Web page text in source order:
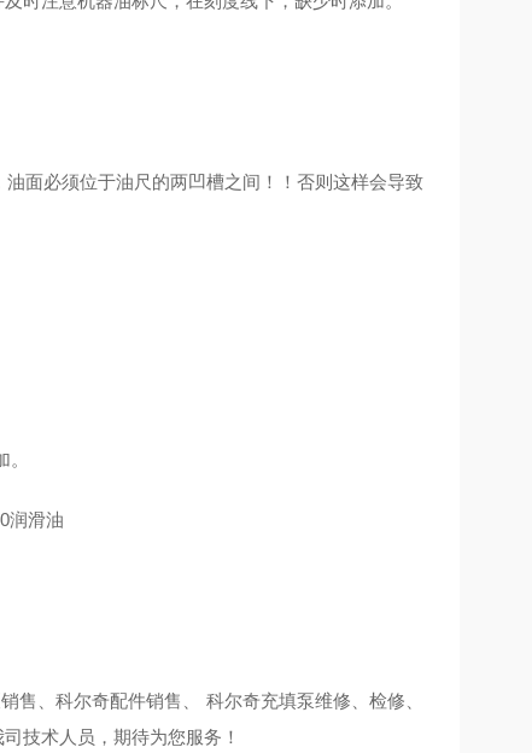
面必须位于油尺的两凹槽之间！！否则这样会导致
售、科尔奇配件销售、 科尔奇充填泵维修、检修、
技术人员，期待为您服务！